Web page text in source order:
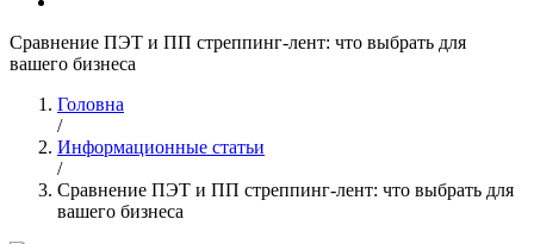
Сравнение ПЭТ и ПП стреппинг-лент: что выбрать для
вашего бизнеса
Головна
/
Информационные статьи
/
Сравнение ПЭТ и ПП стреппинг-лент: что выбрать для
вашего бизнеса